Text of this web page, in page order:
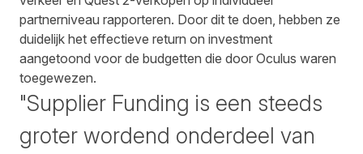
partnerniveau rapporteren. Door dit te doen, hebben ze
duidelijk het effectieve return on investment
aangetoond voor de budgetten die door Oculus waren
toegewezen.
"Supplier Funding is een steeds
groter wordend onderdeel van